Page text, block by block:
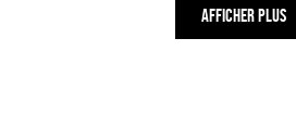
AFFICHER PLUS